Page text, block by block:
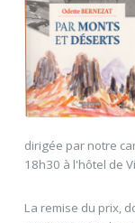
dirigée par notre
18h30 à l'hôtel de
La remise du prix,